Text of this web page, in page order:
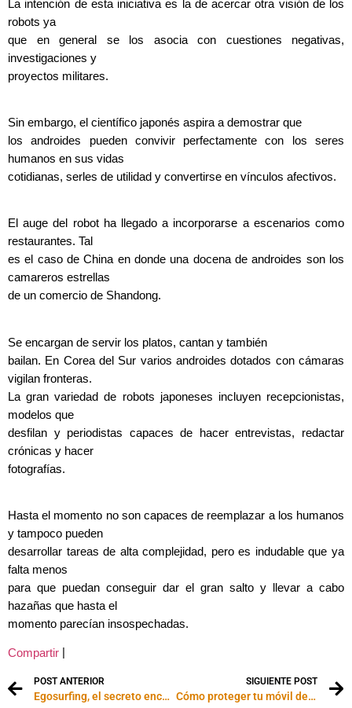
La intención de esta iniciativa es la de acercar otra visión de los
robots ya
que en general se los asocia con cuestiones negativas,
investigaciones y
proyectos militares.
Sin embargo, el científico japonés aspira a demostrar que
los androides pueden convivir perfectamente con los seres
humanos en sus vidas
cotidianas, serles de utilidad y convertirse en vínculos afectivos.
El auge del robot ha llegado a incorporarse a escenarios como
restaurantes. Tal
es el caso de China en donde una docena de androides son los
camareros estrellas
de un comercio de Shandong.
Se encargan de servir los platos, cantan y también
bailan. En Corea del Sur varios androides dotados con cámaras
vigilan fronteras.
La gran variedad de robots japoneses incluyen recepcionistas,
modelos que
desfilan y periodistas capaces de hacer entrevistas, redactar
crónicas y hacer
fotografías.
Hasta el momento no son capaces de reemplazar a los humanos
y tampoco pueden
desarrollar tareas de alta complejidad, pero es indudable que ya
falta menos
para que puedan conseguir dar el gran salto y llevar a cabo
hazañas que hasta el
momento parecían insospechadas.
Compartir
POST ANTERIOR
Egosurfing, el secreto encanto de buscarse en Internet
SIGUIENTE POST
Cómo proteger tu móvil de los virus